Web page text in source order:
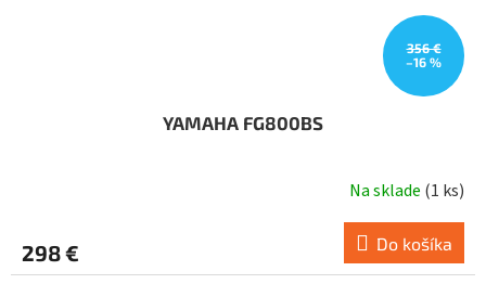
356 €
–16 %
YAMAHA FG800BS
Na sklade (1 ks)
298 € Do košíka